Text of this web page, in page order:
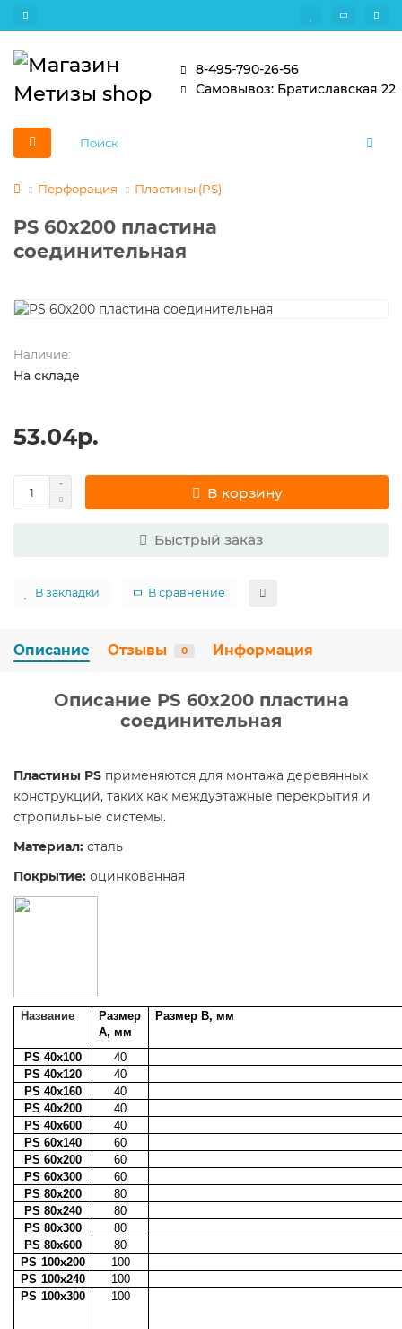
8-495-790-26-56
Самовывоз: Братиславская 22
Перфорация Пластины (PS)
PS 60x200 пластина
соединительная
Наличие:
На складе
53.04р.
В корзину
Быстрый заказ
В закладки В сравнение
Описание Отзывы 0 Информация
Описание PS 60x200 пластина
соединительная
Пластины PS применяются для монтажа деревянных
конструкций, таких как междуэтажные перекрытия и
стропильные системы.
Материал: сталь
Покрытие: оцинкованная
Название
Размер
А, мм
Размер В, мм
PS 40x100
40
PS 40x120
40
PS 40x160
40
PS 40x200
40
PS 40x600
40
PS 60x140
60
PS 60x200
60
PS 60x300
60
PS 80x200
80
PS 80x240
80
PS 80x300
80
PS 80x600
80
PS 100x200
100
PS 100х240
100
PS 100х300 100